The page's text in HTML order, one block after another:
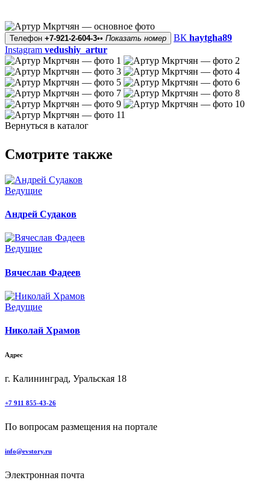
Телефон +7-921-2-604-3•• Показать номер ВК haytgha89
Instagram vedushiy_artur
Вернуться в каталог
Смотрите также
Ведущие
Андрей Судаков
Ведущие
Вячеслав Фадеев
Ведущие
Николай Храмов
Адрес
г. Калининград, Уральская 18
+7 911 855-43-26
По вопросам размещения на портале
info@evstory.ru
Электронная почта